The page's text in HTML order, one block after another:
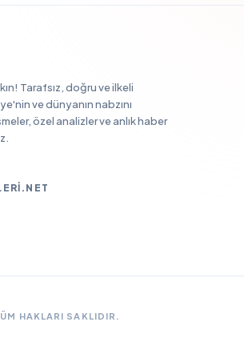
Tarafsız, doğru ve ilkeli
ve dünyanın nabzını
özel analizler ve anlık haber
HAKLARI SAKLIDIR.